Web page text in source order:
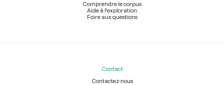
Comprendre le corpus
Aide à l'exploration
Foire aux questions
Contact
Contactez-nous